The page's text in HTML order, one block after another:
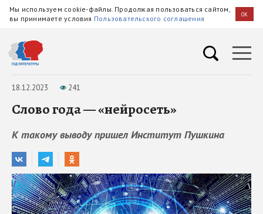
Мы используем cookie-файлы. Продолжая пользоваться сайтом,
вы принимаете условия Пользовательского соглашения OK
18.12.2023 241
Слово года — «нейросеть»
К такому выводу пришел Институт Пушкина